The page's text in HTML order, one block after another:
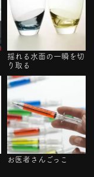
揺れる水面の一瞬を切
り取る
お医者さんごっこ